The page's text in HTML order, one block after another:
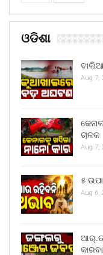
ଓଡିଶା
Aug 7,
ଚାଳକ
Aug 7,
୫
Aug 6,